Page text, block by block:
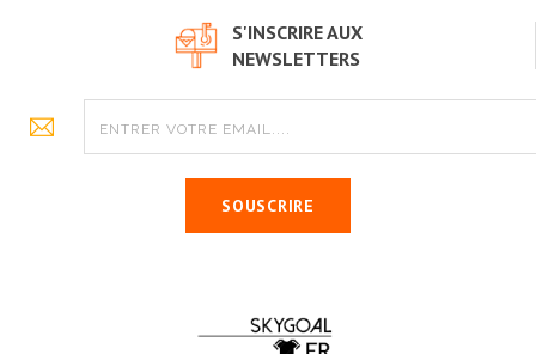
S'INSCRIRE AUX
NEWSLETTERS
SOUSCRIRE